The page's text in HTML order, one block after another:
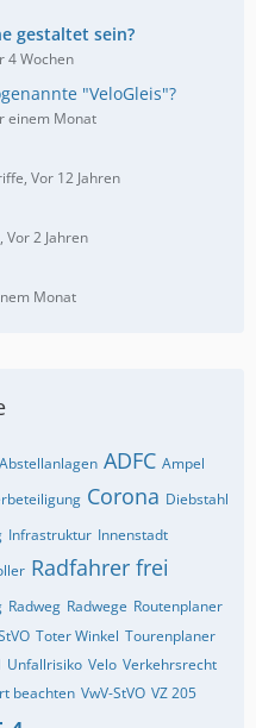
gestaltet sein?
4 Wochen
"VeloGleis"?
einem Monat
Vor 12 Jahren
2 Jahren
Monat
Abstellanlagen ADFC Ampel
Corona Diebstahl
Infrastruktur Innenstadt
Radfahrer frei
Radweg Radwege Routenplaner
Toter Winkel Tourenplaner
Unfallrisiko Velo Verkehrsrecht
beachten VwV-StVO VZ 205